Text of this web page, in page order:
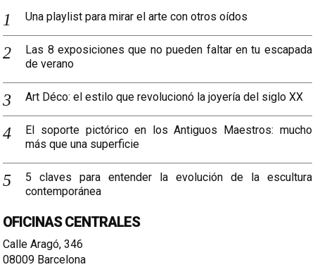
Una playlist para mirar el arte con otros oídos
Las 8 exposiciones que no pueden faltar en tu escapada
de verano
Art Déco: el estilo que revolucionó la joyería del siglo XX
El soporte pictórico en los Antiguos Maestros: mucho
más que una superficie
5 claves para entender la evolución de la escultura
contemporánea
OFICINAS CENTRALES
Calle Aragó, 346
08009 Barcelona